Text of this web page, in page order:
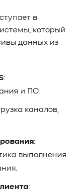
в
который
данных из
:
и ПО.
каналов,
:
выполнения
: